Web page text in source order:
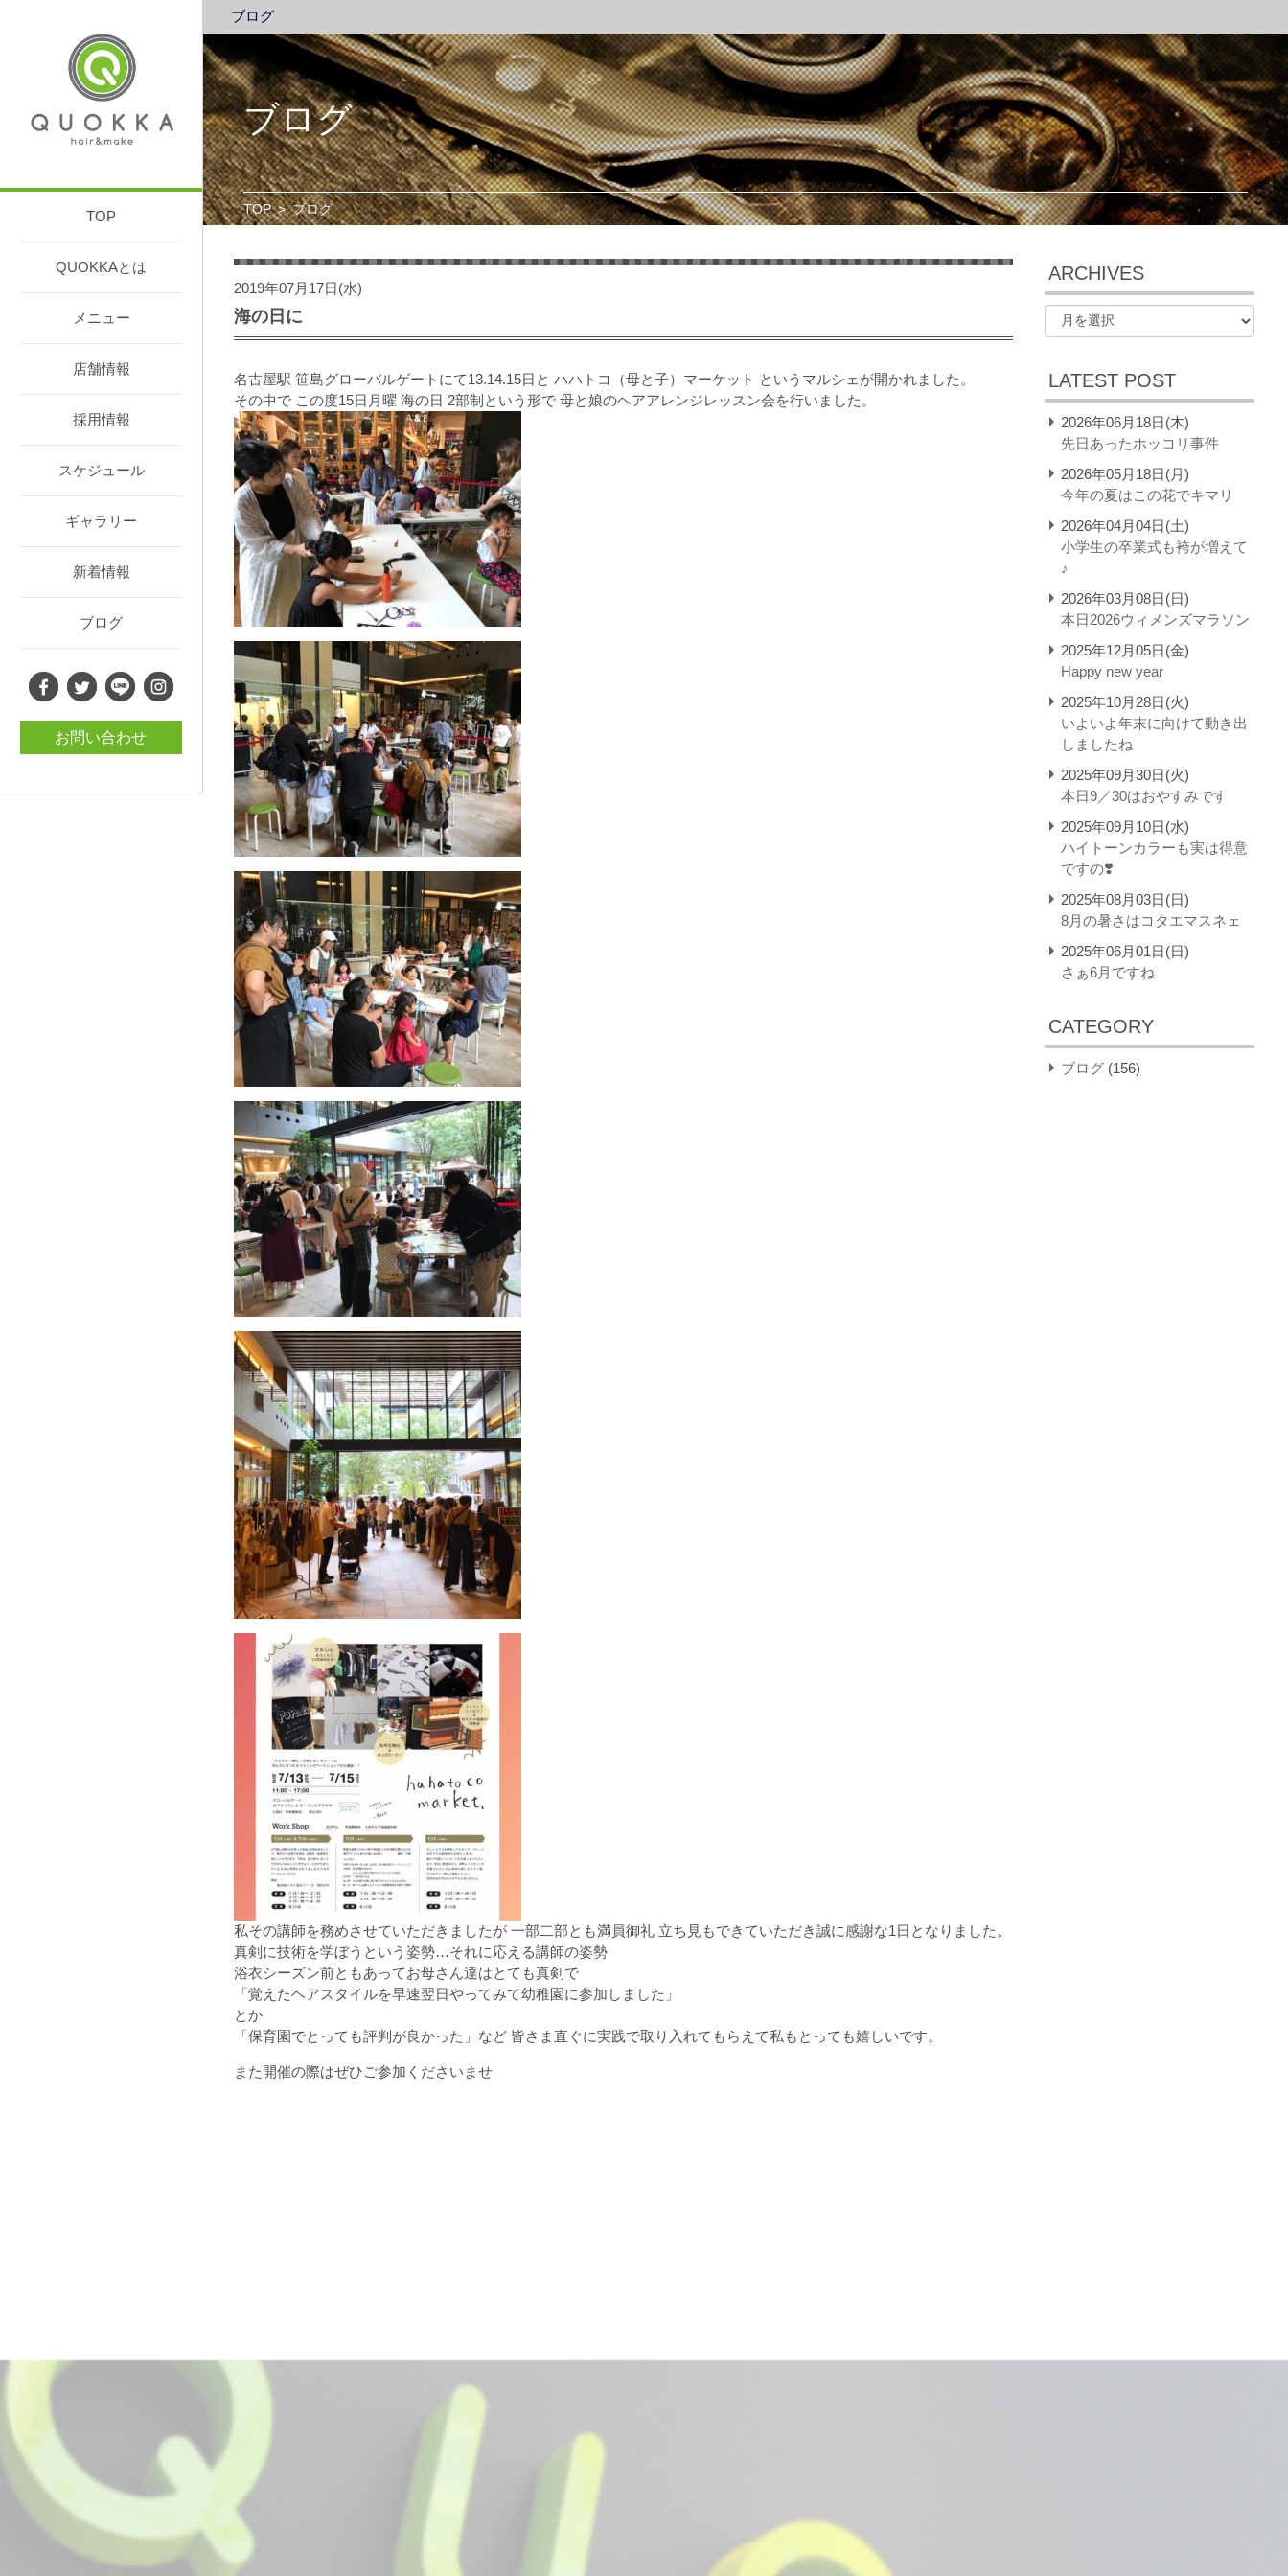
TOP
QUOKKAとは
メニュー
店舗情報
採用情報
スケジュール
ギャラリー
新着情報
ブログ
お問い合わせ
ブログ
ブログ
TOP>ブログ
2019年07月17日(水)
海の日に
名古屋駅 笹島グローバルゲートにて13.14.15日と ハハトコ（母と子）マーケット というマルシェが開かれました。
その中で この度15日月曜 海の日 2部制という形で 母と娘のヘアアレンジレッスン会を行いました。
私その講師を務めさせていただきましたが 一部二部とも満員御礼 立ち見もできていただき誠に感謝な1日となりました。
真剣に技術を学ぼうという姿勢…それに応える講師の姿勢
浴衣シーズン前ともあってお母さん達はとても真剣で
「覚えたヘアスタイルを早速翌日やってみて幼稚園に参加しました」
とか
「保育園でとっても評判が良かった」など 皆さま直ぐに実践で取り入れてもらえて私もとっても嬉しいです。
また開催の際はぜひご参加くださいませ
ARCHIVES
LATEST POST
2026年06月18日(木)
先日あったホッコリ事件
2026年05月18日(月)
今年の夏はこの花でキマリ
2026年04月04日(土)
小学生の卒業式も袴が増えて
♪
2026年03月08日(日)
本日2026ウィメンズマラソン
2025年12月05日(金)
Happy new year
2025年10月28日(火)
いよいよ年末に向けて動き出
しましたね
2025年09月30日(火)
本日9／30はおやすみです
2025年09月10日(水)
ハイトーンカラーも実は得意
ですの❣️
2025年08月03日(日)
8月の暑さはコタエマスネェ
2025年06月01日(日)
さぁ6月ですね
CATEGORY
ブログ(156)